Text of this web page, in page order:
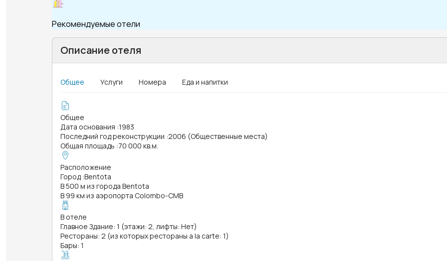
Рекомендуемые отели
Описание отеля
Общее Услуги Номера Еда и напитки
Общее
Дата основания :1983
Последний год реконструкции :2006 (Общественные места)
Общая площадь :70 000 кв.м.
Расположение
Город :Bentota
В 500 м из города Bentota
В 99 км из аэропорта Colombo-CMB
В отеле
Главное Здание: 1 (этажи: 2, лифты: Нет)
Рестораны: 2 (из которых рестораны a la carte: 1)
Бары: 1